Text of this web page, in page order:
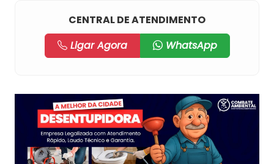
CENTRAL DE ATENDIMENTO
Ligar Agora
WhatsApp